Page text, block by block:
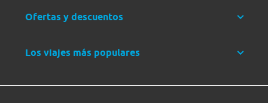
Ofertas y descuentos
Los viajes más populares